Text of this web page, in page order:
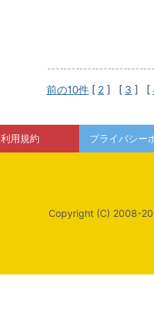
前の10件 [ 2 ] [ 3 ] [
利用規約 プライバシー
Copyright (C) 2008-